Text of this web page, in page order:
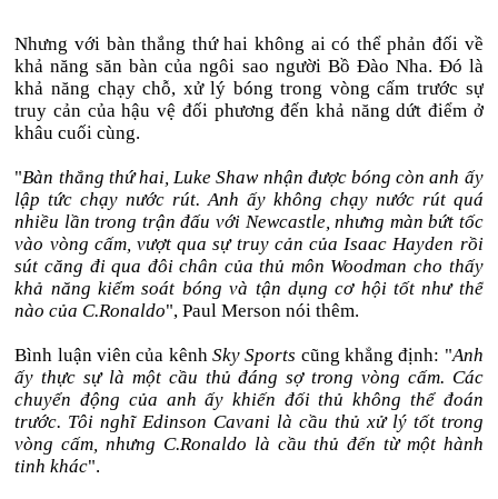
Nhưng với bàn thắng thứ hai không ai có thể phản đối về
khả năng săn bàn của ngôi sao người Bồ Đào Nha. Đó là
khả năng chạy chỗ, xử lý bóng trong vòng cấm trước sự
truy cản của hậu vệ đối phương đến khả năng dứt điểm ở
khâu cuối cùng.
"Bàn thắng thứ hai, Luke Shaw nhận được bóng còn anh ấy
lập tức chạy nước rút. Anh ấy không chạy nước rút quá
nhiều lần trong trận đấu với Newcastle, nhưng màn bứt tốc
vào vòng cấm, vượt qua sự truy cản của Isaac Hayden rồi
sút căng đi qua đôi chân của thủ môn Woodman cho thấy
khả năng kiểm soát bóng và tận dụng cơ hội tốt như thế
nào của C.Ronaldo", Paul Merson nói thêm.
Bình luận viên của kênh Sky Sports cũng khẳng định: "Anh
ấy thực sự là một cầu thủ đáng sợ trong vòng cấm. Các
chuyển động của anh ấy khiến đối thủ không thể đoán
trước. Tôi nghĩ Edinson Cavani là cầu thủ xử lý tốt trong
vòng cấm, nhưng C.Ronaldo là cầu thủ đến từ một hành
tinh khác".